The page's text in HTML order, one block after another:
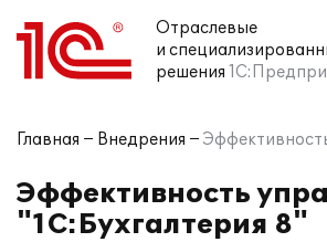
Отраслевые
и
решения
Главная Внедрения
Эффективность
"1С:Бухгалтерия 8"